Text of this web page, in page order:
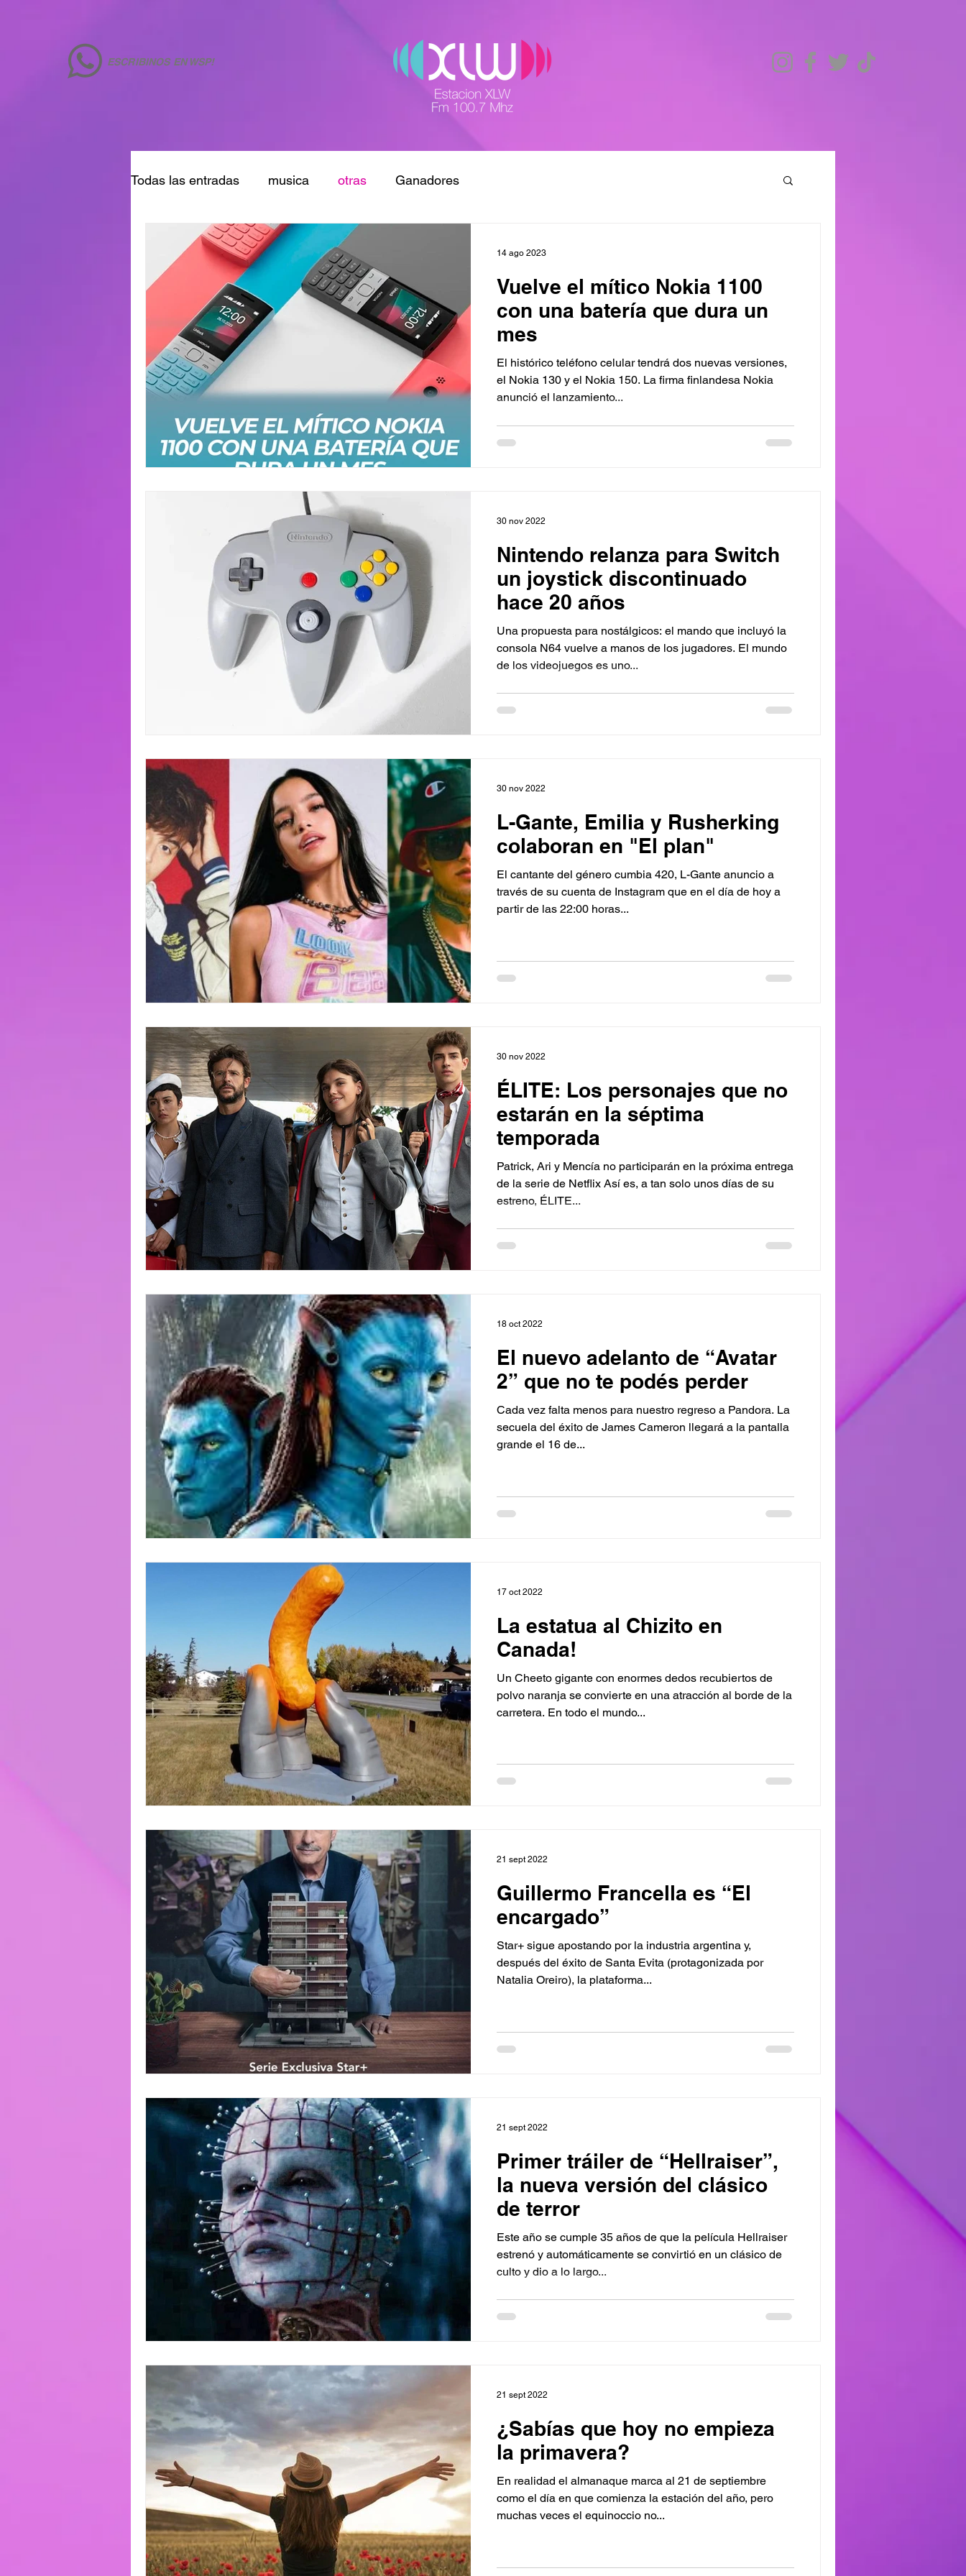
ESCRIBINOS EN WSP!
Todas las entradas musica otras Ganadores
Vuelve el mítico Nokia 1100
con una batería que dura un
mes
El histórico teléfono celular tendrá dos nuevas versiones,
el Nokia 130 y el Nokia 150. La firma finlandesa Nokia
anunció el lanzamiento...
14 ago 2023
Nintendo relanza para Switch
un joystick discontinuado
hace 20 años
Una propuesta para nostálgicos: el mando que incluyó la
consola N64 vuelve a manos de los jugadores. El mundo
de los videojuegos es uno...
30 nov 2022
L-Gante, Emilia y Rusherking
colaboran en "El plan"
El cantante del género cumbia 420, L-Gante anuncio a
través de su cuenta de Instagram que en el día de hoy a
partir de las 22:00 horas...
30 nov 2022
ÉLITE: Los personajes que no
estarán en la séptima
temporada
Patrick, Ari y Mencía no participarán en la próxima entrega
de la serie de Netflix Así es, a tan solo unos días de su
estreno, ÉLITE...
30 nov 2022
El nuevo adelanto de “Avatar
2” que no te podés perder
Cada vez falta menos para nuestro regreso a Pandora. La
secuela del éxito de James Cameron llegará a la pantalla
grande el 16 de...
18 oct 2022
La estatua al Chizito en
Canada!
Un Cheeto gigante con enormes dedos recubiertos de
polvo naranja se convierte en una atracción al borde de la
carretera. En todo el mundo...
17 oct 2022
Guillermo Francella es “El
encargado”
Star+ sigue apostando por la industria argentina y,
después del éxito de Santa Evita (protagonizada por
Natalia Oreiro), la plataforma...
21 sept 2022
Primer tráiler de “Hellraiser”,
la nueva versión del clásico
de terror
Este año se cumple 35 años de que la película Hellraiser
estrenó y automáticamente se convirtió en un clásico de
culto y dio a lo largo...
21 sept 2022
¿Sabías que hoy no empieza
la primavera?
En realidad el almanaque marca al 21 de septiembre
como el día en que comienza la estación del año, pero
muchas veces el equinoccio no...
21 sept 2022